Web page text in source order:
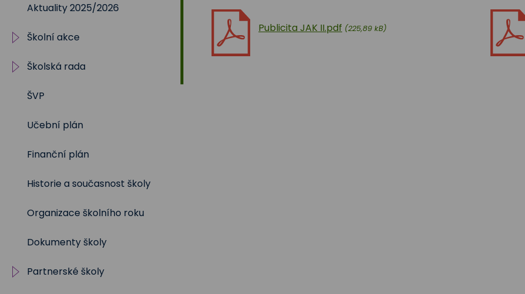
Sadech
375
Publicita JAK II.pdf (225,89 kB)
Aktuality 2025/2026
Školní akce
2025/2026
2024/2025
2023/2024
2022/2023
2021/2022
2020/2021
2019/2020
2018/2019
Školská rada
Volby 2017
Volby 2020
Volby 2023
ŠVP
Učební plán
Finanční plán
Historie a současnost školy
Organizace školního roku
Dokumenty školy
Partnerské školy